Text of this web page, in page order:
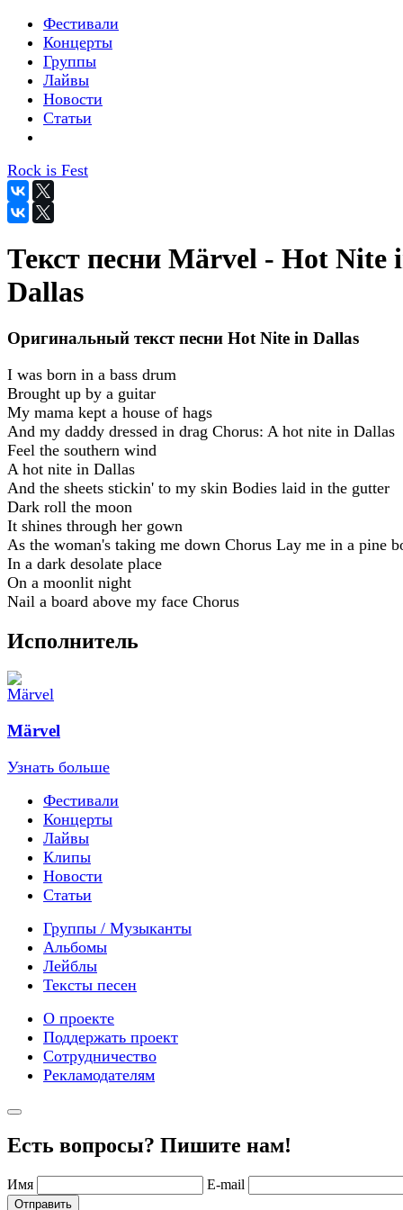
Фестивали
Концерты
Группы
Лайвы
Новости
Статьи
Rock is Fest
Текст песни Märvel - Hot Nite
Dallas
Оригинальный текст песни Hot Nite in Dallas
I was born in a bass drum
Brought up by a guitar
My mama kept a house of hags
And my daddy dressed in drag Chorus: A hot nite in Dallas
Feel the southern wind
A hot nite in Dallas
And the sheets stickin' to my skin Bodies laid in the gutter
Dark roll the moon
It shines through her gown
As the woman's taking me down Chorus Lay me in a pine
In a dark desolate place
On a moonlit night
Nail a board above my face Chorus
Исполнитель
Märvel
Узнать больше
Фестивали
Концерты
Лайвы
Клипы
Новости
Статьи
Группы / Музыканты
Альбомы
Лейблы
Тексты песен
О проекте
Поддержать проект
Сотрудничество
Рекламодателям
Есть вопросы? Пишите нам!
Имя E-mail